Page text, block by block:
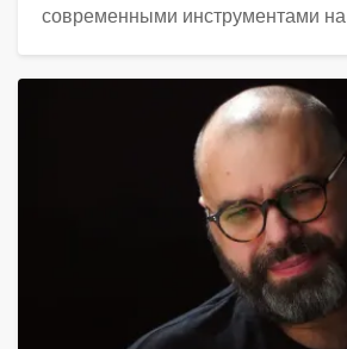
современными инструментами на